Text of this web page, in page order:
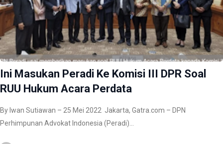
Ini Masukan Peradi Ke Komisi III DPR Soal
RUU Hukum Acara Perdata
By Iwan Sutiawan – 25 Mei 2022 Jakarta, Gatra.com – DPN
Perhimpunan Advokat Indonesia (Peradi)…